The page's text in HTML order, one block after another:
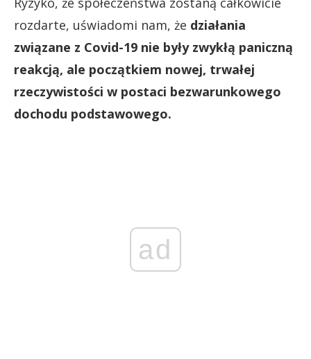
rozdarte, uświadomi nam, że działania
związane z Covid-19 nie były zwykłą paniczną
reakcją, ale początkiem nowej, trwałej
rzeczywistości w postaci bezwarunkowego
dochodu podstawowego.
ad